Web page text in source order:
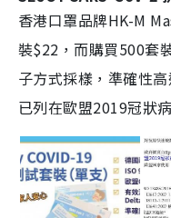
香港口罩品牌HK-M
裝$22，而購買500套
子方式採樣，準確性
已列在歐盟2019冠狀